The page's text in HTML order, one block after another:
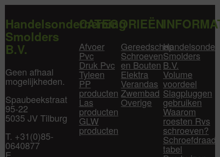
Handelsonderneming
Smolders
B.V.
Geen afhaal
mogelijkheden.
Spaubeekstraat
95-22
5035 JV Tilburg
T. +31(0)85-
0640877
E.
CATEGORIEËN
Afvoer
Pvc
Druk Pvc
Tyleen
PP
producten
Las
producten
GLW
producten
Gereedschap
Schroeven
en Bouten
Elektra
Verandas
Zwembad
Overige
Smolders
B.V.
Volume
voordeel
Slagpluggen
gebruiken
Waarom
roesten Rvs
schroeven?
Schroefdraad
tabel